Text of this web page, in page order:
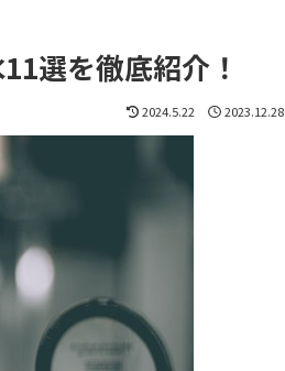
選を徹底紹介！
2024.5.22 2023.12.28